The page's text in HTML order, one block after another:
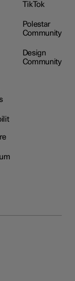
TikTok
Polestar
Community
Design
Community